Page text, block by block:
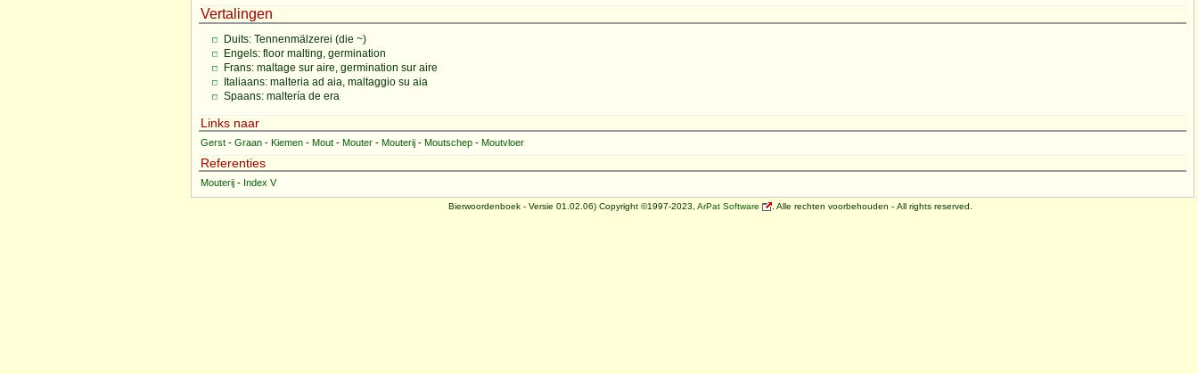
Vertalingen
Duits: Tennenmälzerei (die ~)
Engels: floor malting, germination
Frans: maltage sur aire, germination sur aire
Italiaans: malteria ad aia, maltaggio su aia
Spaans: maltería de era
Links naar
Gerst - Graan - Kiemen - Mout - Mouter - Mouterij - Moutschep - Moutvloer
Referenties
Mouterij - Index V
Bierwoordenboek - Versie 01.02.06) Copyright ©1997-2023, ArPat Software . Alle rechten voorbehouden - All rights reserved.